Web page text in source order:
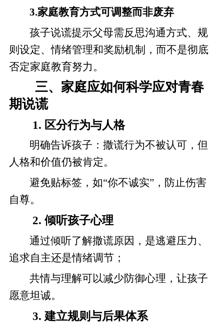
3.家庭教育方式可调整而非废弃
孩子说谎提示父母需反思沟通方式、规
则设定、情绪管理和奖励机制，而不是彻底
否定家庭教育努力。
三、家庭应如何科学应对青春
期说谎
1. 区分行为与人格
明确告诉孩子：撒谎行为不被认可，但
人格和价值仍被肯定。
避免贴标签，如“你不诚实”，防止伤害
自尊。
2. 倾听孩子心理
通过倾听了解撒谎原因，是逃避压力、
追求自主还是情绪调节；
共情与理解可以减少防御心理，让孩子
愿意坦诚。
3. 建立规则与后果体系